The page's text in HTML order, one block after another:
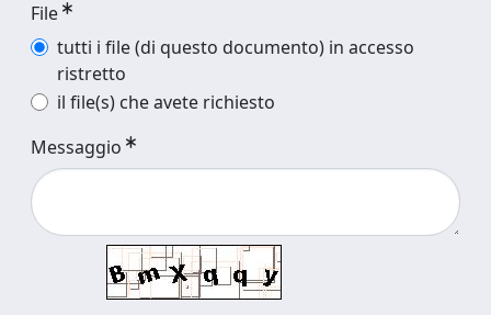
File
tutti i file (di questo documento) in accesso
ristretto
il file(s) che avete richiesto
Messaggio